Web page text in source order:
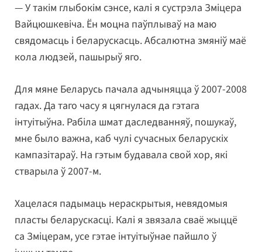
— У такім глыбокім сэнсе, калі я сустрэла Зміцера
Вайцюшкевіча. Ён моцна паўплываў на маю
свядомасць і беларускасць. Абсалютна змяніў маё
кола людзей, пашырыў яго.
Для мяне Беларусь пачала адчыняцца ў 2007-2008
гадах. Да таго часу я цягнулася да гэтага
інтуітыўна. Рабіла шмат даследванняў, пошукаў,
мне было важна, каб чулі сучасных беларускіх
кампазітараў. На гэтым будавала свой хор, які
стварыла ў 2007-м.
Хацелася падымаць нераскрытыя, невядомыя
пласты беларускасці. Калі я звязала сваё жыццё
са Зміцерам, усе гэтае інтуітыўнае пайшло ў